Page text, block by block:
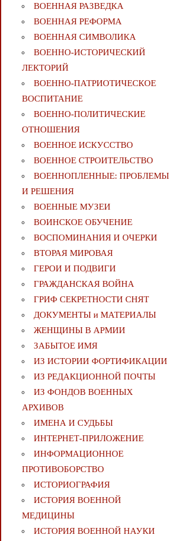
ВОЕННАЯ РАЗВЕДКА
ВОЕННАЯ РЕФОРМА
ВОЕННАЯ СИМВОЛИКА
ВОЕННО-ИСТОРИЧЕСКИЙ
ЛЕКТОРИЙ
ВОЕННО-ПАТРИОТИЧЕСКОЕ
ВОСПИТАНИЕ
ВОЕННО-ПОЛИТИЧЕСКИE
ОТНОШЕНИЯ
ВОЕННОЕ ИСКУССТВО
ВОЕННОЕ СТРОИТЕЛЬСТВО
ВОЕННОПЛЕННЫЕ: ПРОБЛЕМЫ
И РЕШЕНИЯ
ВОЕННЫЕ МУЗЕИ
ВОИНСКОЕ ОБУЧЕНИЕ
ВОСПОМИНАНИЯ И ОЧЕРКИ
ВТОРАЯ МИРОВАЯ
ГЕРОИ И ПОДВИГИ
ГРАЖДАНСКАЯ ВОЙНА
ГРИФ СЕКРЕТНОСТИ СНЯТ
ДОКУМЕНТЫ и МАТЕРИАЛЫ
ЖЕНЩИНЫ В АРМИИ
ЗАБЫТОЕ ИМЯ
ИЗ ИСТОРИИ ФОРТИФИКАЦИИ
ИЗ РЕДАКЦИОННОЙ ПОЧТЫ
ИЗ ФОНДОВ ВОЕННЫХ
АРХИВОВ
ИМЕНА И СУДЬБЫ
ИНТЕРНЕТ-ПРИЛОЖЕНИЕ
ИНФОРМАЦИОННОЕ
ПРОТИВОБОРСТВО
ИСТОРИОГРАФИЯ
ИСТОРИЯ ВОЕННОЙ
МЕДИЦИНЫ
ИСТОРИЯ ВОЕННОЙ НАУКИ